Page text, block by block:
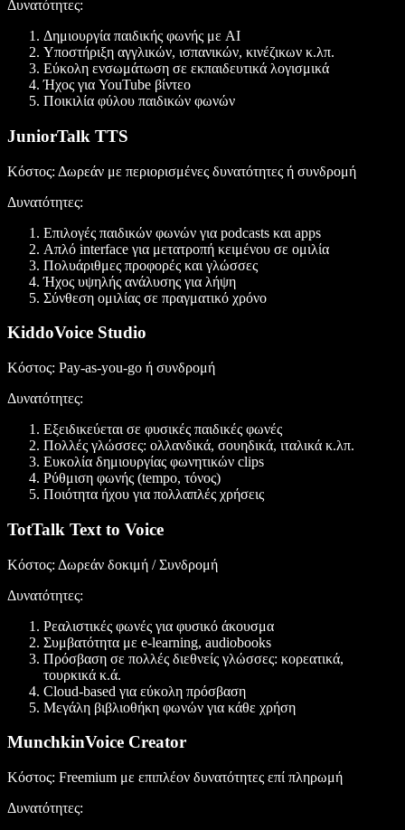
Δυνατότητες:
Δημιουργία παιδικής φωνής με AI
Υποστήριξη αγγλικών, ισπανικών, κινέζικων κ.λπ.
Εύκολη ενσωμάτωση σε εκπαιδευτικά λογισμικά
Ήχος για YouTube βίντεο
Ποικιλία φύλου παιδικών φωνών
JuniorTalk TTS
Κόστος: Δωρεάν με περιορισμένες δυνατότητες ή συνδρομή
Δυνατότητες:
Επιλογές παιδικών φωνών για podcasts και apps
Απλό interface για μετατροπή κειμένου σε ομιλία
Πολυάριθμες προφορές και γλώσσες
Ήχος υψηλής ανάλυσης για λήψη
Σύνθεση ομιλίας σε πραγματικό χρόνο
KiddoVoice Studio
Κόστος: Pay-as-you-go ή συνδρομή
Δυνατότητες:
Εξειδικεύεται σε φυσικές παιδικές φωνές
Πολλές γλώσσες: ολλανδικά, σουηδικά, ιταλικά κ.λπ.
Ευκολία δημιουργίας φωνητικών clips
Ρύθμιση φωνής (tempo, τόνος)
Ποιότητα ήχου για πολλαπλές χρήσεις
TotTalk Text to Voice
Κόστος: Δωρεάν δοκιμή / Συνδρομή
Δυνατότητες:
Ρεαλιστικές φωνές για φυσικό άκουσμα
Συμβατότητα με e-learning, audiobooks
Πρόσβαση σε πολλές διεθνείς γλώσσες: κορεατικά,
τουρκικά κ.ά.
Cloud-based για εύκολη πρόσβαση
Μεγάλη βιβλιοθήκη φωνών για κάθε χρήση
MunchkinVoice Creator
Κόστος: Freemium με επιπλέον δυνατότητες επί πληρωμή
Δυνατότητες: